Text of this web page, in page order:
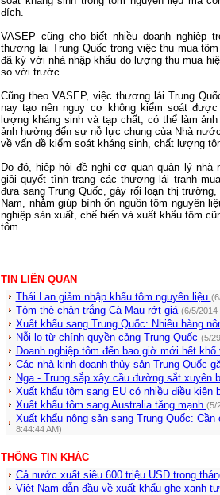
đích.
VASEP cũng cho biết nhiều doanh nghiệp
thương lái Trung Quốc trong việc thu mua
đã ký với nhà nhập khẩu do lượng thu mua
so với trước.
Cũng theo VASEP, việc thương lái Trung
nay tạo nên nguy cơ không kiểm soát
lượng kháng sinh và tạp chất, có thể làm
ảnh hưởng đến sự nỗ lực chung của Nhà
về vấn đề kiểm soát kháng sinh, chất lượng
Do đó, hiệp hội đề nghị cơ quan quản lý
giải quyết tình trạng các thương lái tranh
đưa sang Trung Quốc, gây rối loạn thị
Nam, nhằm giúp bình ổn nguồn tôm nguyên
nghiệp sản xuất, chế biến và xuất khẩu tôm
tôm.
TIN LIÊN QUAN
Thái Lan giảm nhập khẩu tôm nguyên liệu
Tôm thẻ chân trắng Cà Mau rớt giá (6/5/2014
Xuất khẩu sang Trung Quốc: Nhiều hàng
Nỗi lo từ chính quyền cảng Trung Quốc (5/
Doanh nghiệp tôm đến bao giờ mới hết
Các nhà kinh doanh thủy sản Trung Quốc
Nga - Trung sắp xây cầu đường sắt xuyên
Xuất khẩu tôm sang EU có nhiều điều kiện
Xuất khẩu tôm sang Australia tăng mạnh (5/
Xuất khẩu nông sản sang Trung Quốc:
8:44:44 AM)
THÔNG TIN KHÁC
Cả nước xuất siêu 600 triệu USD trong
Việt Nam dẫn đầu về xuất khẩu ghẹ xanh